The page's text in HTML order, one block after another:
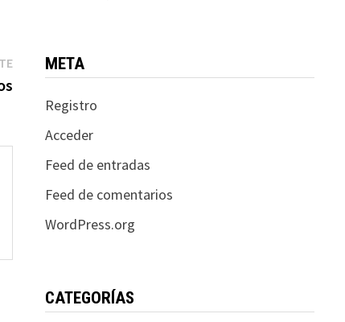
Entrada
siguiente:
META
Registro
Acceder
Feed de entradas
Feed de comentarios
WordPress.org
CATEGORÍAS